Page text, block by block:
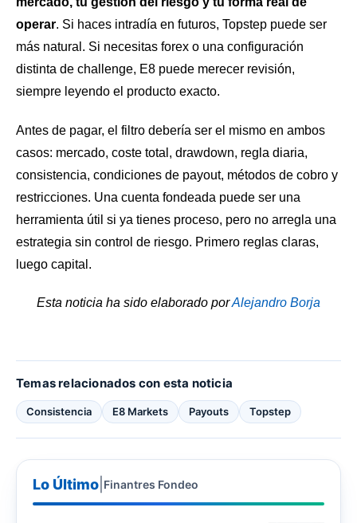
operar. Si haces intradía en futuros, Topstep puede ser
más natural. Si necesitas forex o una configuración
distinta de challenge, E8 puede merecer revisión,
siempre leyendo el producto exacto.
Antes de pagar, el filtro debería ser el mismo en ambos
casos: mercado, coste total, drawdown, regla diaria,
consistencia, condiciones de payout, métodos de cobro y
restricciones. Una cuenta fondeada puede ser una
herramienta útil si ya tienes proceso, pero no arregla una
estrategia sin control de riesgo. Primero reglas claras,
luego capital.
Esta noticia ha sido elaborado porAlejandro Borja
Temas relacionados con esta noticia
Consistencia E8 Markets Payouts Topstep
Lo Último Finantres Fondeo